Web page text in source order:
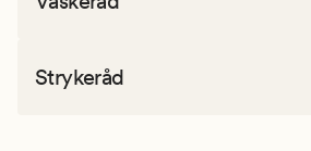
Strykeråd